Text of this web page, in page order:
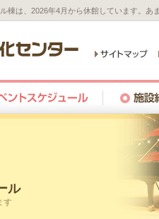
棟は、2026年4月から休館しています。
ル
す